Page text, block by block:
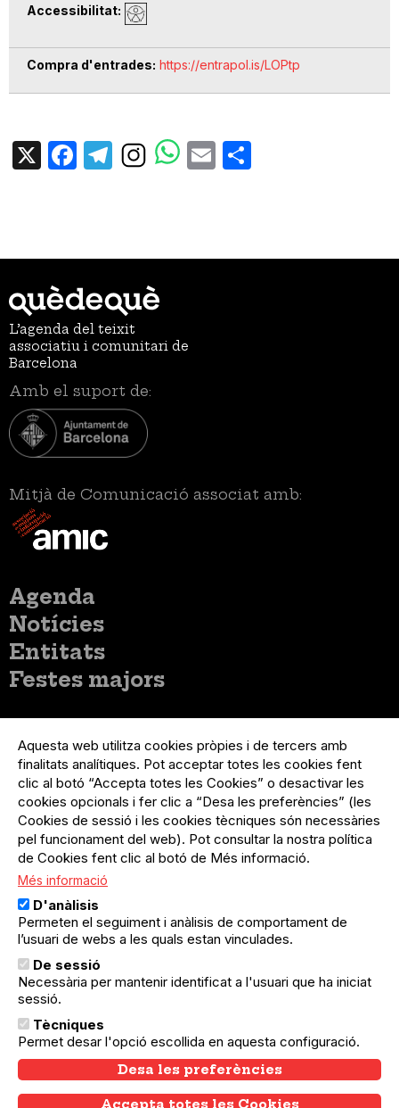
Accessibilitat
Compra d'entrades https://entrapol.is/LOPtp
X Facebook
TelegramEmail
L’agenda del teixit
associatiu i comunitari de
Barcelona
Amb el suport de:
Mitjà de Comunicació associat amb:
Menú
principal
Agenda
Notícies
Entitats
Festes majors
del
compte
d'usuari
Menú
usuari
no
loggat
Registre organització
Menú
Peu
Sobre el projecte
Preguntes freqüents
Contacte
Menú
Legal
Política de privacitat
Avís legal
Política de cookies
El Quèdequè no es fa responsable de les activitats
programades; en són responsables els col·lectius
organitzadors.
© Quedequè, 2025
Aquesta web utilitza cookies pròpies i de tercers amb
finalitats analítiques. Pot acceptar totes les cookies fent
clic al botó “Accepta totes les Cookies” o desactivar les
cookies opcionals i fer clic a “Desa les preferències” (les
Cookies de sessió i les cookies tècniques són necessàries
pel funcionament del web). Pot consultar la nostra política
de Cookies fent clic al botó de Més informació.
Més informació
D'anàlisis
Permeten el seguiment i anàlisis de comportament de
l’usuari de webs a les quals estan vinculades.
De sessió
Necessària per mantenir identificat a l'usuari que ha iniciat
sessió.
Tècniques
Permet desar l'opció escollida en aquesta configuració.
Desa les preferències
Accepta totes les Cookies
Withdraw consent